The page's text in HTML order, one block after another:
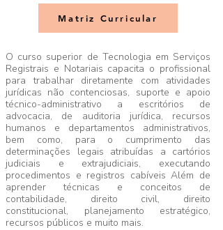
Matriz Curricular
O curso superior de Tecnologia em Serviços
Registrais e Notariais capacita o profissional
para trabalhar diretamente com atividades
jurídicas não contenciosas, suporte e apoio
técnico-administrativo a escritórios de
advocacia, de auditoria jurídica, recursos
humanos e departamentos administrativos,
bem como, para o cumprimento das
determinações legais atribuídas a cartórios
judiciais e extrajudiciais, executando
procedimentos e registros cabíveis Além de
aprender técnicas e conceitos de
contabilidade, direito civil, direito
constitucional, planejamento estratégico,
recursos públicos e muito mais.